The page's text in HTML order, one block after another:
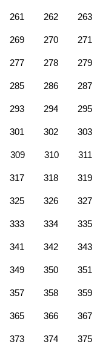
261 262 263
269 270 271
277 278 279
285 286 287
293 294 295
301 302 303
309 310 311
317 318 319
325 326 327
333 334 335
341 342 343
349 350 351
357 358 359
365 366 367
373 374 375